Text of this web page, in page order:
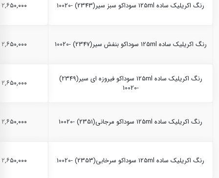
رنگ اکریلیک ساده 125ml سوداکو سبز سیر(2343) -10020 ۲,۶۵۰,۰۰۰ ریال
رنگ اکریلیک ساده 125ml سوداکو بنفش سیر(2347) -10020 ۲,۶۵۰,۰۰۰ ریال
رنگ اکریلیک ساده 125ml سوداکو فیروزه ای سیر(2349)
-10020
۲,۶۵۰,۰۰۰ ریال
رنگ اکریلیک ساده 125ml سوداکو مرجانی(2351) -10020 ۲,۶۵۰,۰۰۰ ریال
رنگ اکریلیک ساده 125ml سوداکو سرخابی(2353) -10020 ۲,۶۵۰,۰۰۰ ریال